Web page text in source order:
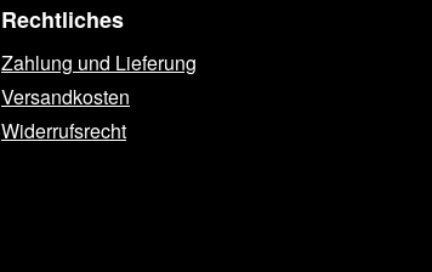
Rechtliches
Zahlung und Lieferung
Versandkosten
Widerrufsrecht